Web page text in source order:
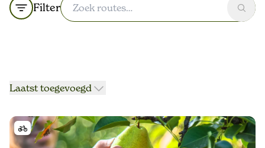
Filter
Laatst toegevoegd